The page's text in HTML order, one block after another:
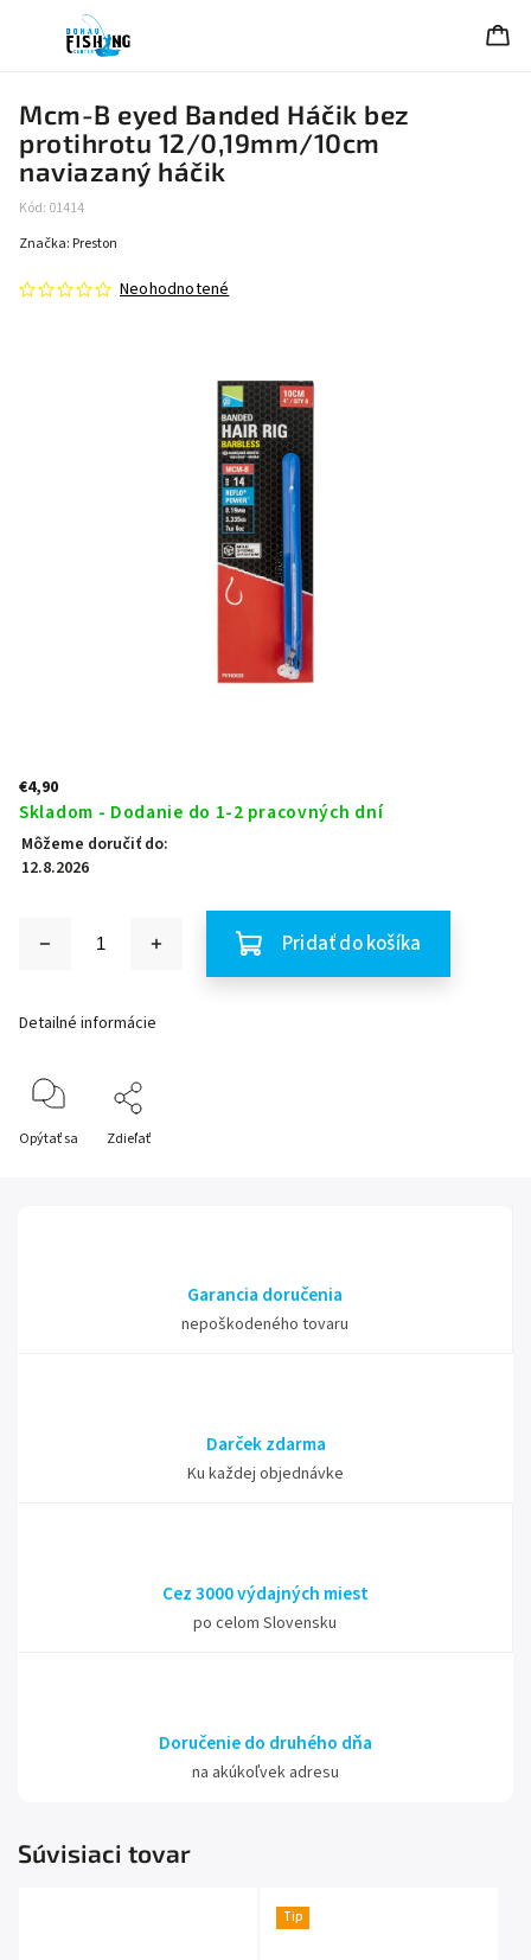
Mcm-B eyed Banded Háčik bez
protihrotu 12/0,19mm/10cm
naviazaný háčik
Kód: 01414
Neohodnotené
Značka: Preston
€4,90
Skladom - Dodanie do 1-2 pracovných dní
Môžeme doručiť do:
12.8.2026
Pridať do košíka
Detailné informácie
Opýtať sa Zdieľať
Garancia doručenia
nepoškodeného tovaru
Darček zdarma
Ku každej objednávke
Cez 3000 výdajných miest
po celom Slovensku
Doručenie do druhého dňa
na akúkoľvek adresu
Súvisiaci tovar
Tip